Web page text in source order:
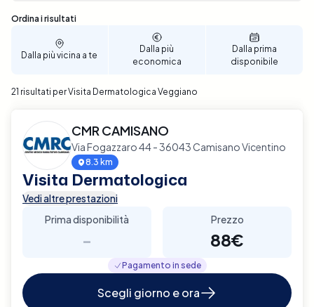
Sono stati trovati 21 risultati
Ordina i risultati
Dalla più vicina a te
Dalla più
economica
Dalla prima
disponibile
21 risultati per Visita Dermatologica Veggiano
CMR CAMISANO
Via Fogazzaro 44 - 36043 Camisano Vicentino
8.3 km
Visita Dermatologica
Vedi altre prestazioni
Prima disponibilità
-
Prezzo
88€
Pagamento in sede
Scegli giorno e ora